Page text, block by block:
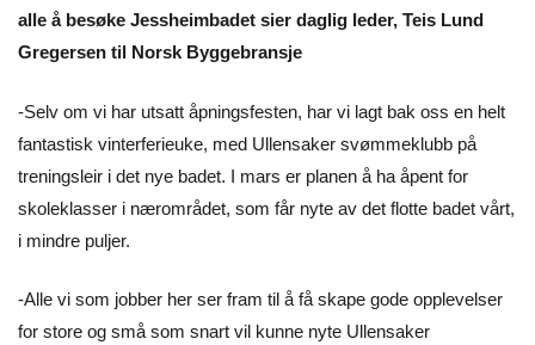
alle å besøke Jessheimbadet sier daglig leder, Teis Lund
Gregersen til Norsk Byggebransje
-Selv om vi har utsatt åpningsfesten, har vi lagt bak oss en helt
fantastisk vinterferieuke, med Ullensaker svømmeklubb på
treningsleir i det nye badet. I mars er planen å ha åpent for
skoleklasser i nærområdet, som får nyte av det flotte badet vårt,
i mindre puljer.
-Alle vi som jobber her ser fram til å få skape gode opplevelser
for store og små som snart vil kunne nyte Ullensaker